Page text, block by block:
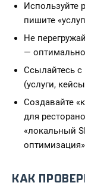
Используйте
пишите
Не
— оптимально
Ссылайтесь
(услуги,
Создавайте
для
«локальный
оптимизация»
КАК